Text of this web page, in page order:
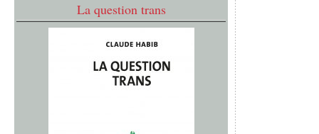
La question trans